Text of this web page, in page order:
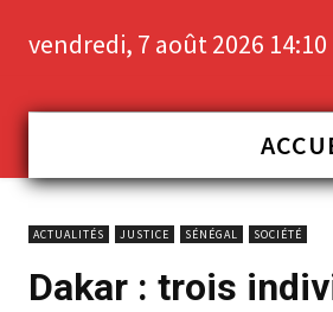
vendredi, 7 août 2026 14:10
ACTUALITÉS JUSTICE SÉNÉGAL SOCIÉTÉ
Dakar : trois